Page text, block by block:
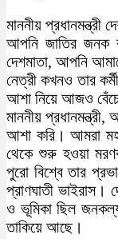
মাননীয় প্রধানমন্ত্রী
আপনি জাতির জনক
দেশমাতা, আপনি
নেত্রী কখনও তার
আশা নিয়ে আজও বেঁচে
মাননীয়
আশা করি। আমরা
থেকে শুরু হওয়া
পুরো বিশ্বে তার
প্রাণঘাতী ভাইরাস।
ও ভূমিকা ছিল
তাকিয়ে আছে।